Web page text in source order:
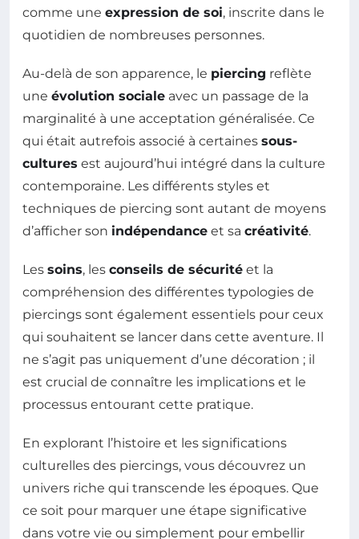
comme une expression de soi, inscrite dans le
quotidien de nombreuses personnes.
Au-delà de son apparence, le piercing reflète
une évolution sociale avec un passage de la
marginalité à une acceptation généralisée. Ce
qui était autrefois associé à certaines sous-
cultures est aujourd’hui intégré dans la culture
contemporaine. Les différents styles et
techniques de piercing sont autant de moyens
d’afficher son indépendance et sa créativité.
Les soins, les conseils de sécurité et la
compréhension des différentes typologies de
piercings sont également essentiels pour ceux
qui souhaitent se lancer dans cette aventure. Il
ne s’agit pas uniquement d’une décoration ; il
est crucial de connaître les implications et le
processus entourant cette pratique.
En explorant l’histoire et les significations
culturelles des piercings, vous découvrez un
univers riche qui transcende les époques. Que
ce soit pour marquer une étape significative
dans votre vie ou simplement pour embellir